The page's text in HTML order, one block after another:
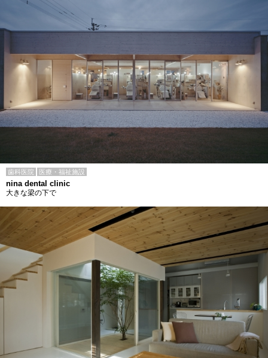
歯科医院 医療・福祉施設
nina dental clinic
大きな梁の下で